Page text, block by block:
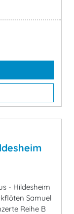
- Hildesheim
Samuel
Reihe B